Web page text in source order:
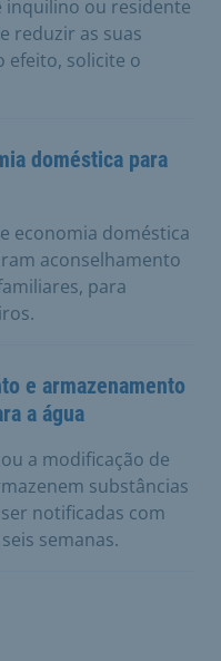
inquilino ou residente
reduzir as suas
efeito, solicite o
doméstica para
economia doméstica
aconselhamento
para
e armazenamento
a água
a modificação de
substâncias
notificadas com
semanas.